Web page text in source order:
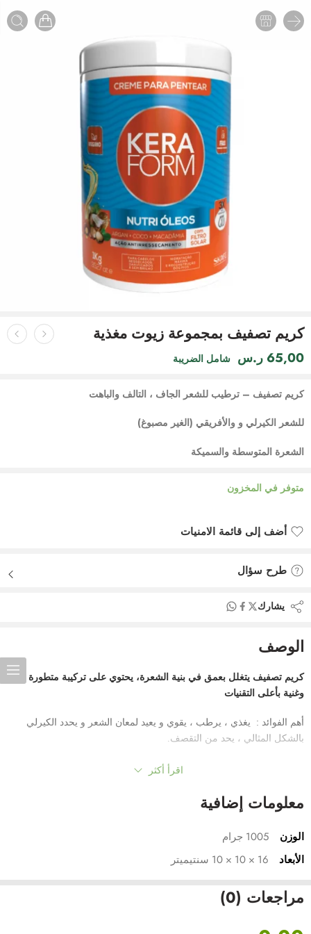
كريم تصفيف بمجموعة زيوت مغذية
65,00 ر.س شامل الضريبة
كريم تصفيف – ترطيب للشعر الجاف ، التالف والباهت
للشعر الكيرلي و والأفريقي (الغير مصبوغ)
الشعرة المتوسطة والسميكة
متوفر في المخزون
أضف إلى قائمة الامنيات
طرح سؤال
يشارك
الوصف
كريم تصفيف يتغلل بعمق في بنية الشعرة، يحتوي على تركيبة متطورة
وغنية بأعلى التقنيات
أهم الفوائد : يغذي ، يرطب ، يقوي و يعيد لمعان الشعر و يحدد الكيرلي
بالشكل المثالي ، يحد من التقصف.
طريقة الاستخدام : يوضع على شعر رطب، ينصح بعدم ملامسة الفروة،
ينصح بأستخدام كمية قليلة في البداية ويمكن زيادة الكمية حسب حاجة
الشعر و كثافته.
التصنيف : تغذية، ترطيب.
اقرأ أكثر
معلومات إضافية
الوزن
1005 جرام
الأبعاد
16 × 10 × 10 سنتيميتر
مراجعات (0)